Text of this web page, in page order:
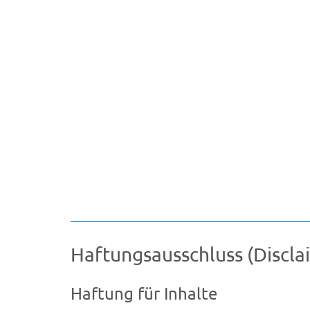
Haftungsausschluss
Haftung für Inhalte